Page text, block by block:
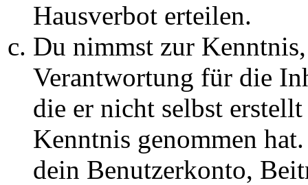
Hausverbot erteilen.
Du nimmst zur
Verantwortung für die
die er nicht selbst
Kenntnis genommen
dein Benutzerkonto,